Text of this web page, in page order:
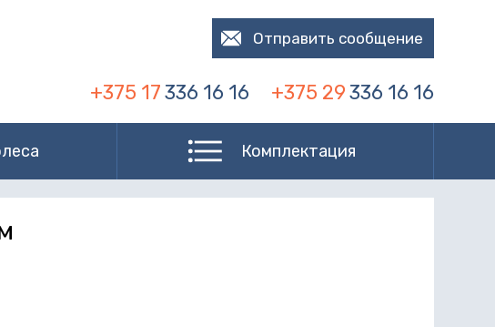
Отправить сообщение
+375 17336 16 16 +375 29336 16 16
Комплектация